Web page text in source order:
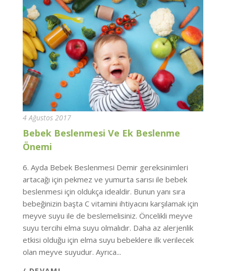
4 Ağustos 2017
Bebek Beslenmesi Ve Ek Beslenme
Önemi
6. Ayda Bebek Beslenmesi Demir gereksinimleri
artacağı için pekmez ve yumurta sarısı ile bebek
beslenmesi için oldukça idealdir. Bunun yanı sıra
bebeğinizin başta C vitamini ihtiyacını karşılamak için
meyve suyu ile de beslemelisiniz. Öncelikli meyve
suyu tercihi elma suyu olmalıdır. Daha az alerjenlik
etkisi olduğu için elma suyu bebeklere ilk verilecek
olan meyve suyudur. Ayrıca...